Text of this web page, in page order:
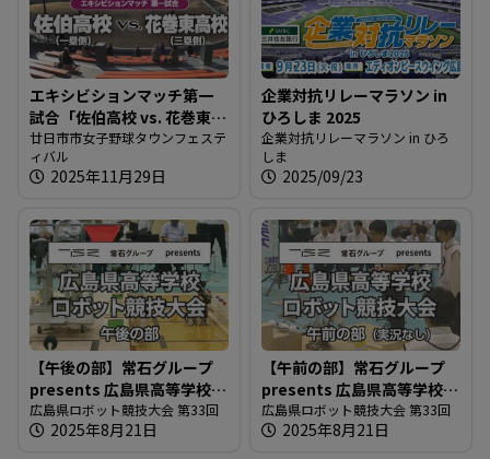
エキシビションマッチ第一
試合「佐伯高校 vs. 花巻東高
校」
廿日市市女子野球タウンフェステ
ィバル
2025年11月29日
企業対抗リレーマラソン in
ひろしま 2025
企業対抗リレーマラソン in ひろ
しま
2025/09/23
【午後の部】常石グループ
presents 広島県高等学校ロ
ボット競技大会
広島県ロボット競技大会 第33回
2025年8月21日
【午前の部】常石グループ
presents 広島県高等学校ロ
ボット競技大会
広島県ロボット競技大会 第33回
2025年8月21日